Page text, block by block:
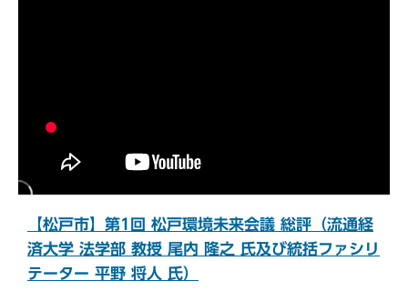
【松戸市】第1回 松戸環境未来会議 総評（流通経
済大学 法学部 教授 尾内 隆之 氏及び統括ファシリ
テーター 平野 将人 氏）